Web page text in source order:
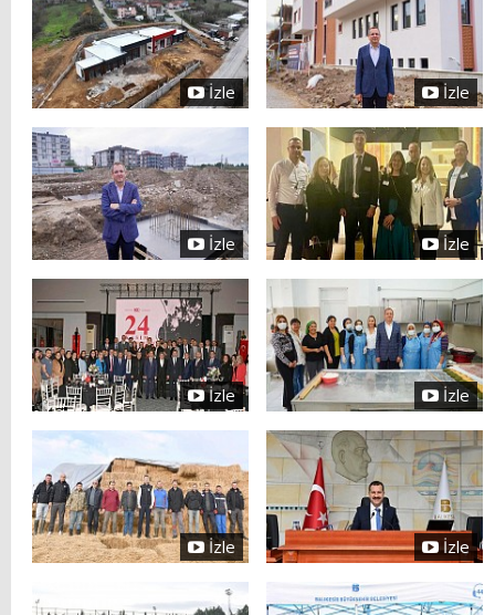
İzle İzle
İzle İzle
İzle İzle
İzle İzle